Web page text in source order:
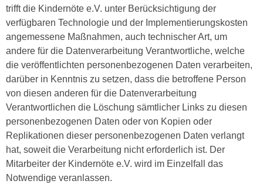
trifft die Kindernöte e.V. unter Berücksichtigung der
verfügbaren Technologie und der Implementierungskosten
angemessene Maßnahmen, auch technischer Art, um
andere für die Datenverarbeitung Verantwortliche, welche
die veröffentlichten personenbezogenen Daten verarbeiten,
darüber in Kenntnis zu setzen, dass die betroffene Person
von diesen anderen für die Datenverarbeitung
Verantwortlichen die Löschung sämtlicher Links zu diesen
personenbezogenen Daten oder von Kopien oder
Replikationen dieser personenbezogenen Daten verlangt
hat, soweit die Verarbeitung nicht erforderlich ist. Der
Mitarbeiter der Kindernöte e.V. wird im Einzelfall das
Notwendige veranlassen.